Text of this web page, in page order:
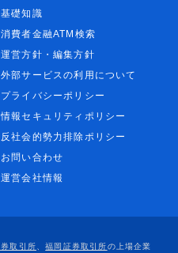
基礎知識
消費者金融ATM検索
運営方針・編集方針
外部サービスの利用について
プライバシーポリシー
情報セキュリティポリシー
反社会的勢力排除ポリシー
お問い合わせ
運営会社情報